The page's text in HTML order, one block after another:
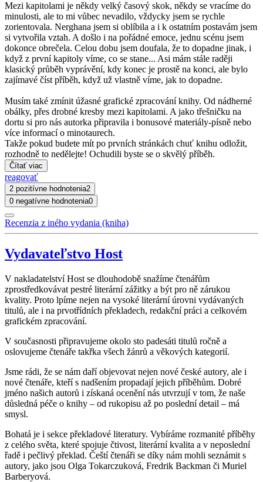
Mezi kapitolami je někdy velký časový skok, někdy se vracíme do
minulosti, ale to mi vůbec nevadilo, vždycky jsem se rychle
zorientovala. Nerghana jsem si oblíbila a i k ostatním postavám jsem
si vytvořila vztah. A došlo i na pořádné emoce, jednu scénu jsem
dokonce obrečela. Celou dobu jsem doufala, že to dopadne jinak, i
když z první kapitoly víme, co se stane... Asi mám stále raději
klasický průběh vyprávění, kdy konec je prostě na konci, ale bylo
zajímavé číst příběh, když už vlastně víme, jak to dopadne.
Musím také zmínit úžasné grafické zpracování knihy. Od nádherné
obálky, přes drobné kresby mezi kapitolami. A jako třešničku na
dortu si pro nás autorka připravila i bonusové materiály-písně nebo
více informací o minotaurech.
Takže pokud budete mít po prvních stránkách chuť knihu odložit,
rozhodně to nedělejte! Ochudili byste se o skvělý příběh.
Čítať viac
reagovať
2 pozitívne hodnotenia2
0 negatívne hodnotenia0
Recenzia z iného vydania (kniha)
Vydavateľstvo Host
V nakladatelství Host se dlouhodobě snažíme čtenářům
zprostředkovávat pestré literární zážitky a být pro ně zárukou
kvality. Proto lpíme nejen na vysoké literární úrovni vydávaných
titulů, ale i na prvotřídních překladech, redakční práci a celkovém
grafickém zpracování.
V současnosti připravujeme okolo sto padesáti titulů ročně a
oslovujeme čtenáře takřka všech žánrů a věkových kategorií.
Jsme rádi, že se nám daří objevovat nejen nové české autory, ale i
nové čtenáře, kteří s nadšením propadají jejich příběhům. Dobré
jméno našich autorů i získaná ocenění nás utvrzují v tom, že naše
důsledná péče o knihy – od rukopisu až po poslední detail – má
smysl.
Bohatá je i sekce překladové literatury. Vybíráme rozmanité příběhy
z celého světa, které spojuje čtivost, literární kvalita a v neposlední
řadě i pečlivý překlad. Čeští čtenáři se díky nám mohli seznámit s
autory, jako jsou Olga Tokarczuková, Fredrik Backman či Muriel
Barberyová.